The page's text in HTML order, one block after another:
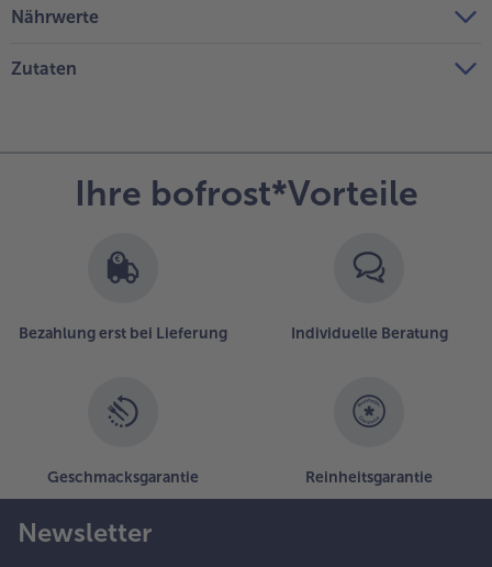
Nährwerte
Zutaten
Ihre bofrost*Vorteile
Bezahlung erst bei Lieferung Individuelle Beratung
Geschmacksgarantie Reinheitsgarantie
Newsletter